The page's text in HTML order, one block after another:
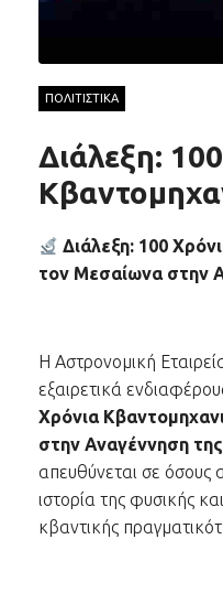
ΠΟΛΙΤΙΣΤΙΚΑ
Διάλεξη:
Διάλεξη: 100
τον Μεσαίωνα στην
Η Αστρονομική
εξαιρετικά
Χρόνια
στην Αναγέννηση
απευθύνεται σε όσους
ιστορία της φυσικής
κβαντικής